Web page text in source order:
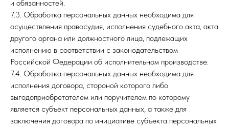
и обязанностей.
7.3. Обработка персональных данных необходима для
осуществления правосудия, исполнения судебного акта, акта
другого органа или должностного лица, подлежащих
исполнению в соответствии с законодательством
Российской Федерации об исполнительном производстве.
7.4. Обработка персональных данных необходима для
исполнения договора, стороной которого либо
выгодоприобретателем или поручителем по которому
является субъект персональных данных, а также для
заключения договора по инициативе субъекта персональных